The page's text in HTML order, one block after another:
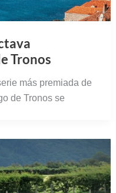
Tronos
más premiada de
de Tronos se